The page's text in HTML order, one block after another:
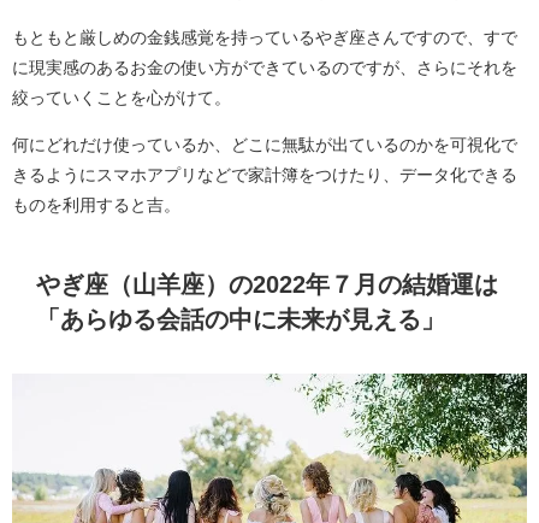
もともと厳しめの金銭感覚を持っているやぎ座さんですので、すで
に現実感のあるお金の使い方ができているのですが、さらにそれを
絞っていくことを心がけて。
何にどれだけ使っているか、どこに無駄が出ているのかを可視化で
きるようにスマホアプリなどで家計簿をつけたり、データ化できる
ものを利用すると吉。
やぎ座（山羊座）の2022年７月の結婚運は
「あらゆる会話の中に未来が見える」